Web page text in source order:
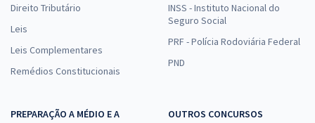
Direito Tributário
Leis
Leis Complementares
Remédios Constitucionais
INSS - Instituto Nacional do
Seguro Social
PRF - Polícia Rodoviária Federal
PND
PREPARAÇÃO A MÉDIO E A
OUTROS CONCURSOS